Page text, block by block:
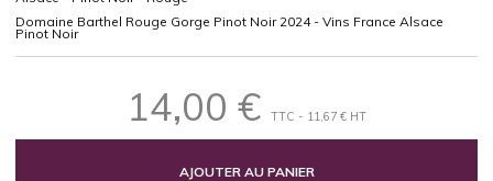
Domaine Barthel Rouge Gorge Pinot Noir 2024 - Vins France Alsace
Pinot Noir
14,00 € TTC - 11,67 € HT
AJOUTER AU PANIER